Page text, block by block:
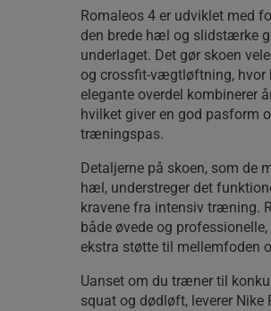
Romaleos 4 er udviklet med
den brede hæl og slidstærke
underlaget. Det gør skoen
og crossfit-vægtløftning, hvor
elegante overdel kombinerer
hvilket giver en god pasform
træningspas.
Detaljerne på skoen, som de
hæl, understreger det
kravene fra intensiv træning.
både øvede og
ekstra støtte til mellemfoden
Uanset om du træner til
squat og dødløft, leverer